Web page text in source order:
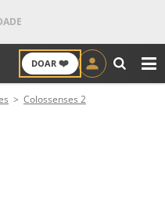
DOAR ❤️
Colossenses 2